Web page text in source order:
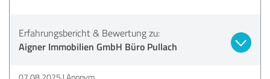
Erfahrungsbericht & Bewertung zu:
Aigner Immobilien GmbH Büro Pullach
07.08.2025 Anonym